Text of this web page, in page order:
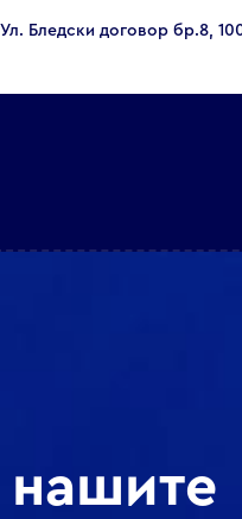
Ул. Бледски договор бр.8,
нашите